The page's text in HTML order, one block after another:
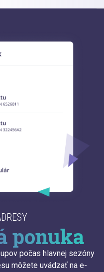
ponuka
počas hlavnej sezóny
môžete uvádzať na e-